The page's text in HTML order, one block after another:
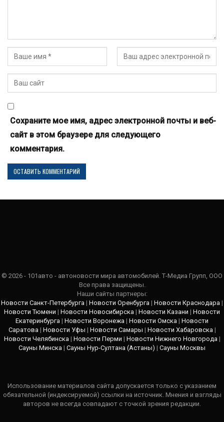
Сохраните мое имя, адрес электронной почты и веб-
сайт в этом браузере для следующего
комментария.
© 2026 - 101авто - автоновости мира автомобилей. Т-Медиа Групп, ООО
Все права защищены.
Наши сайты партнеры:
Новости Санкт-Петербурга | Новости Оренбурга | Новости Краснодара |
Новости Тюмени | Новости Новосибирска | Новости Казани | Новости
Екатеринбурга | Новости Воронежа | Новости Омска | Новости
Саратова| Новости Уфы | Новости Самары | Новости Хабаровска|
Новости Челябинска| Новости Перми | Новости Нижнего Новгорода|
Сауны Минска | Сауны Нур-Султана (Астаны) | Сауны Москвы
Использование материалов сайта допускается только с указанием
обязательной (индексируемой) ссылки на источник. Мнения и взгляды
авторов не всегда совпадают с точкой зрения редакции.